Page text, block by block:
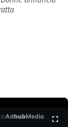
AdhubMedia